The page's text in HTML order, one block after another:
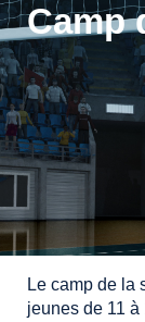
Camp
Le camp de la
jeunes de 11